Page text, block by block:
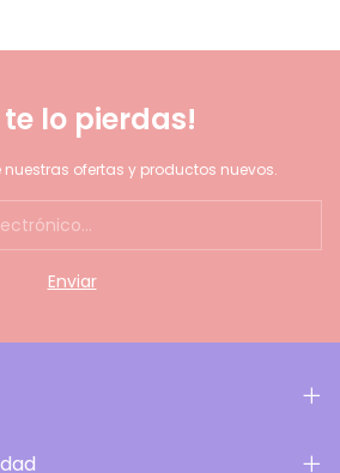
te lo pierdas!
nuestras ofertas y productos nuevos.